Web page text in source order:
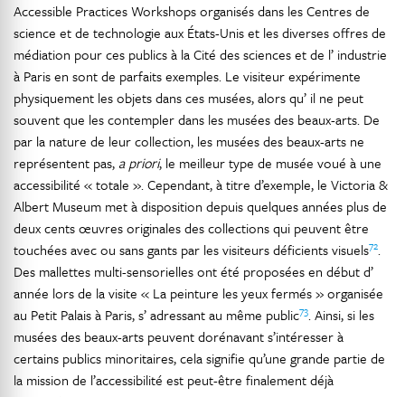
Accessible Practices Workshops organisés dans les Centres de
science et de technologie aux États-Unis et les diverses offres de
médiation pour ces publics à la Cité des sciences et de l’ industrie
à Paris en sont de parfaits exemples. Le visiteur expérimente
physiquement les objets dans ces musées, alors qu’ il ne peut
souvent que les contempler dans les musées des beaux-arts. De
par la nature de leur collection, les musées des beaux-arts ne
représentent pas, a priori, le meilleur type de musée voué à une
accessibilité « totale ». Cependant, à titre d’exemple, le Victoria &
Albert Museum met à disposition depuis quelques années plus de
deux cents œuvres originales des collections qui peuvent être
touchées avec ou sans gants par les visiteurs déficients visuels72.
Des mallettes multi-sensorielles ont été proposées en début d’
année lors de la visite « La peinture les yeux fermés » organisée
au Petit Palais à Paris, s’ adressant au même public73. Ainsi, si les
musées des beaux-arts peuvent dorénavant s’intéresser à
certains publics minoritaires, cela signifie qu’une grande partie de
la mission de l’accessibilité est peut-être finalement déjà